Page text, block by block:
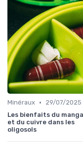
Minéraux •
29/07/2025
Les bienfaits du
et du cuivre dans les
oligosols